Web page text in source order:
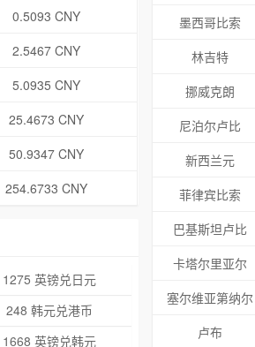
0.5093 CNY
2.5467 CNY
5.0935 CNY
25.4673 CNY
50.9347 CNY
254.6733 CNY
1275 英镑兑日元
248 韩元兑港币
1668 英镑兑韩元
墨西哥比索
林吉特
挪威克朗
尼泊尔卢比
新西兰元
菲律宾比索
巴基斯坦卢比
卡塔尔里亚尔
塞尔维亚第纳尔
卢布